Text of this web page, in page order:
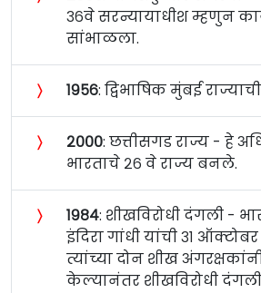
३६वे सरन्यायाधीश म्हणुन
सांभाळला.
〉 १९५६: द्विभाषिक मुंबई
〉 २०००: छत्तीसगड राज्य - हे
भारताचे २६ वे राज्य बनले.
〉 १९८४: शीखविरोधी दंगली -
इंदिरा गांधी यांची ३१ ऑक्टोबर
त्यांच्या दोन शीख
केल्यानंतर शीखविरोधी